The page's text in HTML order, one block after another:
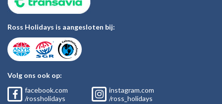
Ross Holidays is aangesloten bij:
Volg ons ook op:
facebook.com
/rossholidays
instagram.com
/ross_holidays